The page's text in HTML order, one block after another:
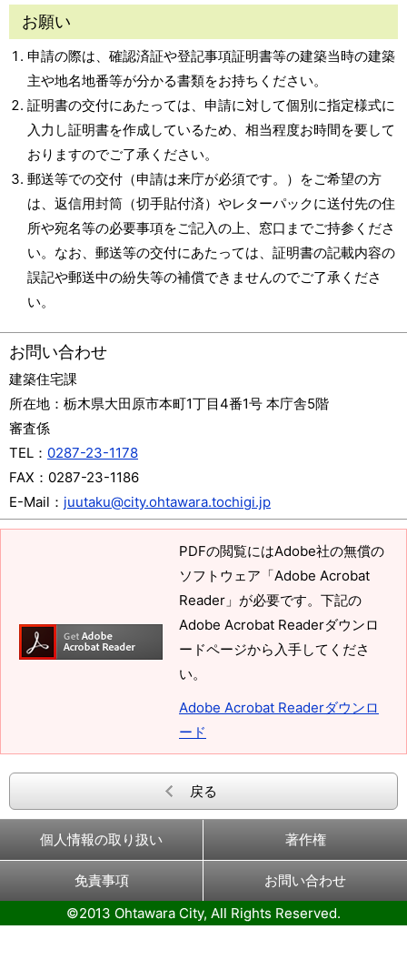
お願い
申請の際は、確認済証や登記事項証明書等の建築当時の建築
主や地名地番等が分かる書類をお持ちください。
証明書の交付にあたっては、申請に対して個別に指定様式に
入力し証明書を作成しているため、相当程度お時間を要して
おりますのでご了承ください。
郵送等での交付（申請は来庁が必須です。）をご希望の方
は、返信用封筒（切手貼付済）やレターパックに送付先の住
所や宛名等の必要事項をご記入の上、窓口までご持参くださ
い。なお、郵送等の交付にあたっては、証明書の記載内容の
誤記や郵送中の紛失等の補償できませんのでご了承くださ
い。
お問い合わせ
建築住宅課
所在地： 栃木県大田原市本町1丁目4番1号 本庁舎5階
審査係
TEL： 0287-23-1178
FAX： 0287-23-1186
E-Mail： juutaku@city.ohtawara.tochigi.jp
PDFの閲覧にはAdobe社の無償の
ソフトウェア「Adobe Acrobat
Reader」が必要です。下記の
Adobe Acrobat Readerダウンロ
ードページから入手してくださ
い。
Adobe Acrobat Readerダウンロ
ード
戻る
個人情報の取り扱い 著作権
免責事項
お問い合わせ
©2013 Ohtawara City, All Rights Reserved.